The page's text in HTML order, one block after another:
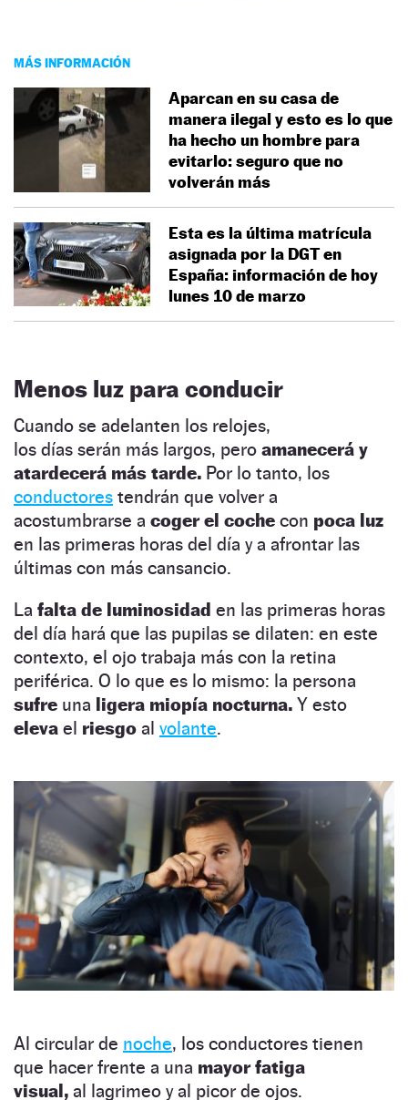
MÁS INFORMACIÓN
Aparcan en su casa de
manera ilegal y esto es lo que
ha hecho un hombre para
evitarlo: seguro que no
volverán más
Esta es la última matrícula
asignada por la DGT en
España: información de hoy
lunes 10 de marzo
Menos luz para conducir
Cuando se adelanten los relojes,
los días serán más largos, pero amanecerá y
atardecerá más tarde. Por lo tanto, los
conductores tendrán que volver a
acostumbrarse a coger el coche con poca luz
en las primeras horas del día y a afrontar las
últimas con más cansancio.
La falta de luminosidad en las primeras horas
del día hará que las pupilas se dilaten: en este
contexto, el ojo trabaja más con la retina
periférica. O lo que es lo mismo: la persona
sufre una ligera miopía nocturna. Y esto
eleva el riesgo al volante.
Al circular de noche, los conductores tienen
que hacer frente a una mayor fatiga
visual, al lagrimeo y al picor de ojos.